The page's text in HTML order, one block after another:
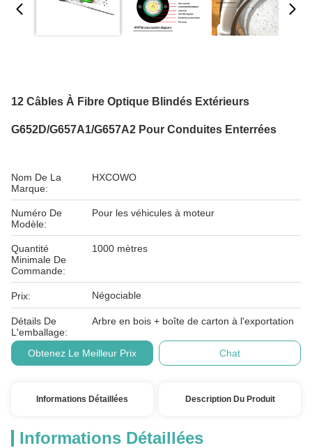
12 Câbles À Fibre Optique Blindés Extérieurs
G652D/G657A1/G657A2 Pour Conduites Enterrées
Nom De La
Marque:
HXCOWO
Numéro De
Modèle:
Pour les véhicules à moteur
Quantité
Minimale De
Commande:
1000 mètres
Prix: Négociable
Détails De
L'emballage:
Arbre en bois + boîte de carton à l'exportation
Obtenez Le Meilleur Prix Chat
Informations Détaillées Description Du Produit
Informations Détaillées